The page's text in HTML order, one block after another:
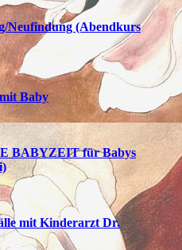
Neufindung (Abendkurs
Baby
BABYZEIT für Babys
mit Kinderarzt Dr.